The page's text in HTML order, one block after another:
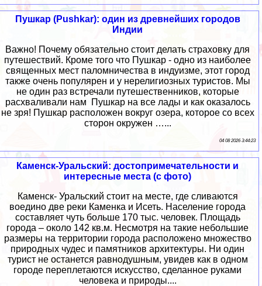
Пушкар (Pushkar): один из древнейших городов
Индии
Важно! Почему обязательно стоит делать страховку для
путешествий. Кроме того что Пушкар - одно из наиболее
священных мест паломничества в индуизме, этот город
также очень популярен и у нерелигиозных туристов. Мы
не один раз встречали путешественников, которые
расхваливали нам Пушкар на все лады и как оказалось
не зря! Пушкар расположен вокруг озера, которое со всех
сторон окружен …...
04 08 2026 3:44:23
Каменск-Уральский: достопримечательности и
интересные места (с фото)
Каменск- Уральский стоит на месте, где сливаются
воедино две реки Каменка и Исеть. Население города
составляет чуть больше 170 тыс. человек. Площадь
города – около 142 кв.м. Несмотря на такие небольшие
размеры на территории города расположено множество
природных чудес и памятников архитектуры. Ни один
турист не останется равнодушным, увидев как в одном
городе переплетаются искусство, сделанное руками
человека и природы....